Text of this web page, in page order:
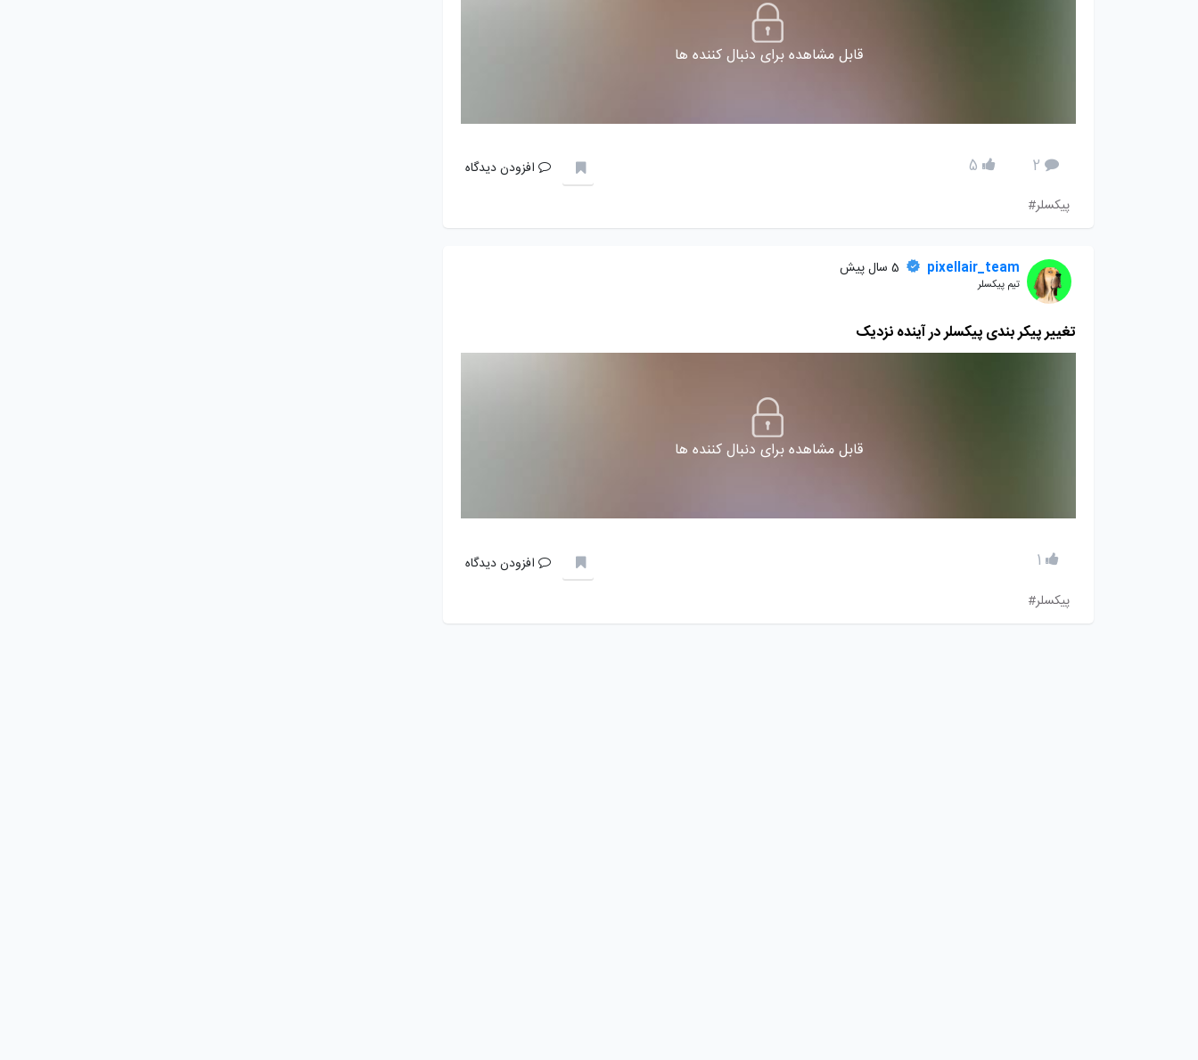
قابل مشاهده برای دنبال کننده ها
2
5
افزودن دیدگاه
پیکسلر#
pixellair_team 5 سال پیش
تیم پیکسلر
تغییر پیکر بندی پیکسلر در آینده نزدیک
قابل مشاهده برای دنبال کننده ها
1
افزودن دیدگاه
پیکسلر#